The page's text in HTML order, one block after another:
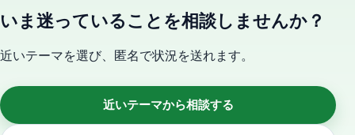
いま迷っていることを相談しませんか？
近いテーマを選び、匿名で状況を送れます。
近いテーマから相談する